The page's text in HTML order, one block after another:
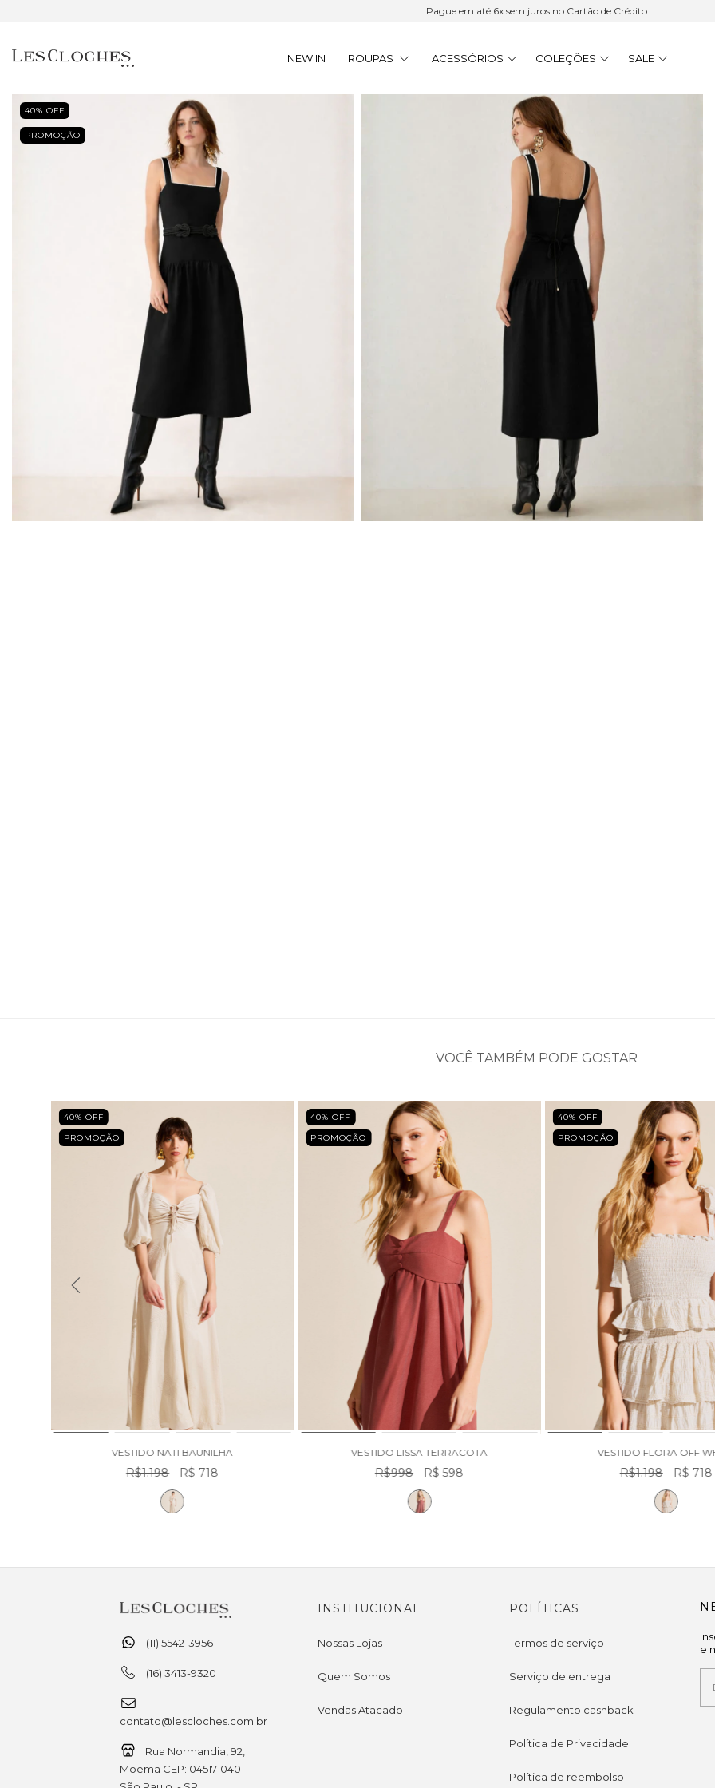
15% Cashback | 6x sem juros | Frete Grátis acima de R$ 900
NEW IN ROUPAS ACESSÓRIOS COLEÇÕES SALE
40% OFF
PROMOÇÃO
VOCÊ TAMBÉM PODE GOSTAR
40% OFF
PROMOÇÃO
VESTIDO LISSA TERRACOTA
R$998 R$ 598
40% OFF
PROMOÇÃO
VESTIDO FLORA OFF WHITE
R$1.198 R$ 718
40% OFF
PROMOÇÃO
VESTIDO EVA
R$1.598 R$
(11) 5542-3956
(16) 3413-9320
contato@lescloches.com.br
Rua Normandia, 92,
Moema CEP: 04517-040 -
INSTITUCIONAL
Nossas Lojas
Quem Somos
Vendas Atacado
POLÍTICAS
Termos de serviço
Serviço de entrega
Regulamento cashback
Política de Privacidade
Política de reembolso
e